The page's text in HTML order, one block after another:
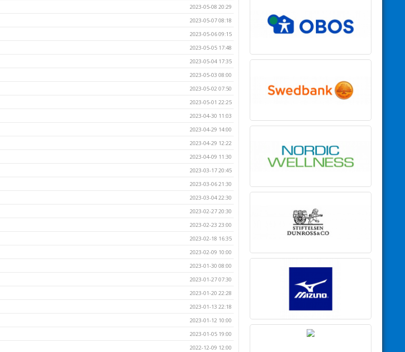
2023-05-08 20:29
2023-05-07 08:18
2023-05-06 09:15
2023-05-05 17:48
2023-05-04 17:35
2023-05-03 08:00
2023-05-02 07:50
2023-05-01 22:25
2023-04-30 11:03
2023-04-29 14:00
2023-04-29 12:22
2023-04-09 11:30
2023-03-17 20:45
2023-03-06 21:30
2023-03-04 22:30
2023-02-27 20:30
2023-02-23 23:00
2023-02-18 16:35
2023-02-09 10:00
2023-01-30 08:00
2023-01-27 07:30
2023-01-20 22:28
2023-01-13 22:18
2023-01-12 10:00
2023-01-05 19:00
2022-12-09 12:00